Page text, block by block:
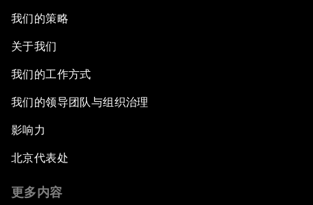
我们的策略
关于我们
我们的工作方式
我们的领导团队与组织治理
影响力
北京代表处
更多内容